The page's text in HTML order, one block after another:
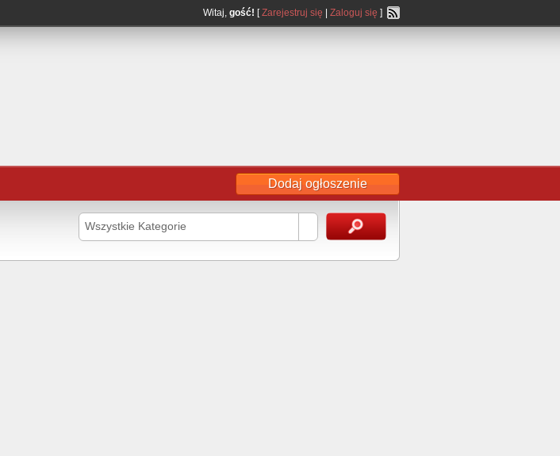
Witaj, gość! [Zarejestruj się Zaloguj się ]
Dodaj ogłoszenie
Wszystkie Kategorie